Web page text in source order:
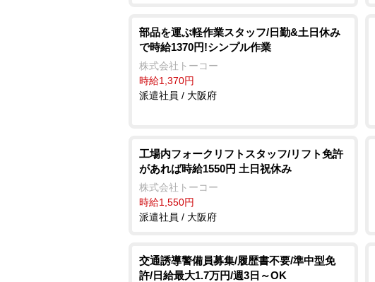
部品を運ぶ軽作業スタッフ/日勤&土日休み
で時給1370円!シンプル作業
株式会社トーコー
時給1,370円
派遣社員 / 大阪府
工場内フォークリフトスタッフ/リフト免許
があれば時給1550円 土日祝休み
株式会社トーコー
時給1,550円
派遣社員 / 大阪府
交通誘導警備員募集/履歴書不要/準中型免
許/日給最大1.7万円/週3日～OK